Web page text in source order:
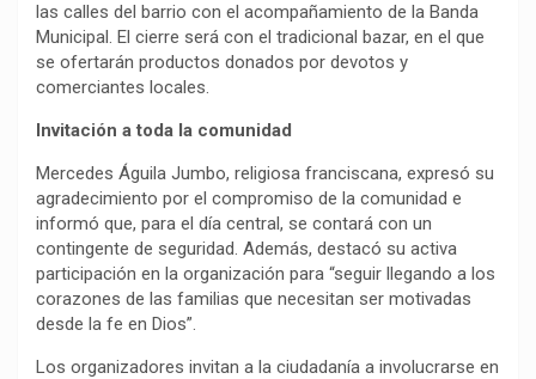
las calles del barrio con el acompañamiento de la Banda
Municipal. El cierre será con el tradicional bazar, en el que
se ofertarán productos donados por devotos y
comerciantes locales.
Invitación a toda la comunidad
Mercedes Águila Jumbo, religiosa franciscana, expresó su
agradecimiento por el compromiso de la comunidad e
informó que, para el día central, se contará con un
contingente de seguridad. Además, destacó su activa
participación en la organización para “seguir llegando a los
corazones de las familias que necesitan ser motivadas
desde la fe en Dios”.
Los organizadores invitan a la ciudadanía a involucrarse en